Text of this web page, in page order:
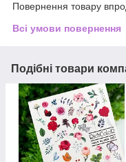
Повернення товару
Всі умови повернення
Подібні товари